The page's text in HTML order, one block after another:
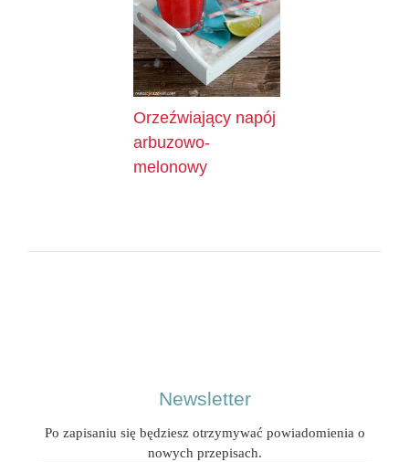
Orzeźwiający napój
arbuzowo-
melonowy
Newsletter
Po zapisaniu się będziesz otrzymywać powiadomienia o
nowych przepisach.